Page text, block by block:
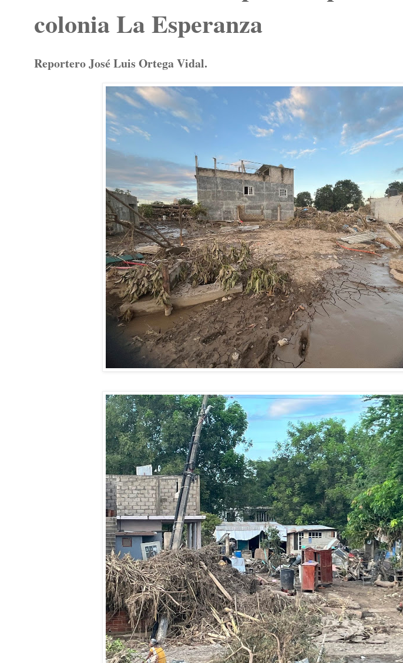
colonia La Esperanza
Reportero José Luis Ortega Vidal.